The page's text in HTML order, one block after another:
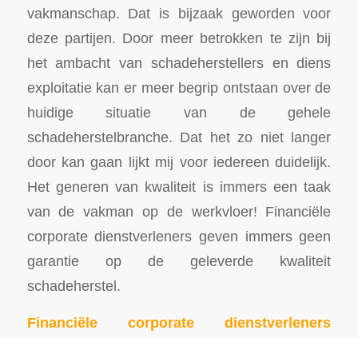
vakmanschap. Dat is bijzaak geworden voor
deze partijen. Door meer betrokken te zijn bij
het ambacht van schadeherstellers en diens
exploitatie kan er meer begrip ontstaan over de
huidige situatie van de gehele
schadeherstelbranche. Dat het zo niet langer
door kan gaan lijkt mij voor iedereen duidelijk.
Het generen van kwaliteit is immers een taak
van de vakman op de werkvloer! Financiële
corporate dienstverleners geven immers geen
garantie op de geleverde kwaliteit
schadeherstel.
Financiële corporate dienstverleners